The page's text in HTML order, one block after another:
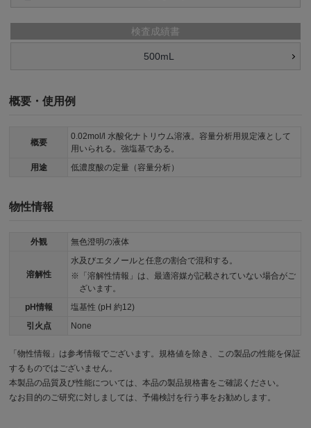
検査成績書
500mL
概要・使用例
概要
0.02mol/l 水酸化ナトリウム溶液。容量分析用規定液として
用いられる。強塩基である。
用途
低濃度酸の定量（容量分析）
物性情報
外観 無色澄明の液体
溶解性
水及びエタノールと任意の割合で混和する。
「溶解性情報」は、最適溶媒が記載されていない場合がご
ざいます。
pH情報
塩基性 (pH 約12)
引火点
None
「物性情報」は参考情報でございます。規格値を除き、この製品の性能を保証
するものではございません。
本製品の品質及び性能については、本品の製品規格書をご確認ください。
なお目的のご研究に対しましては、予備検討を行う事をお勧めします。